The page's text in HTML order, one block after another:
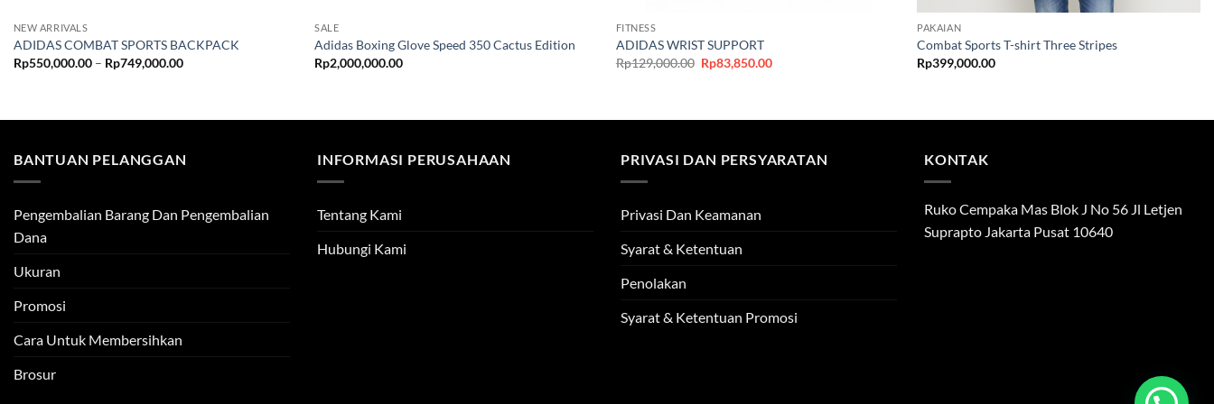
NEW ARRIVALS
ADIDAS COMBAT SPORTS BACKPACK
Rp550,000.00 – Rp749,000.00Price
SALE
Adidas Boxing Glove Speed 350 Cactus Edition
Rp2,000,000.00
FITNESS
ADIDAS WRIST SUPPORT
Rp129,000.00 Original
price
Rp83,850.00Current
PAKAIAN
Combat Sports T-shirt Three Stripes
Rp399,000.00
BANTUAN PELANGGAN
Pengembalian Barang Dan Pengembalian
Dana
Ukuran
Promosi
Cara Untuk Membersihkan
Brosur
INFORMASI PERUSAHAAN
Tentang Kami
Hubungi Kami
PRIVASI DAN PERSYARATAN
Privasi Dan Keamanan
Syarat & Ketentuan
Penolakan
Syarat & Ketentuan Promosi
KONTAK
Ruko Cempaka Mas Blok J No 56 Jl Letjen
Suprapto Jakarta Pusat 10640